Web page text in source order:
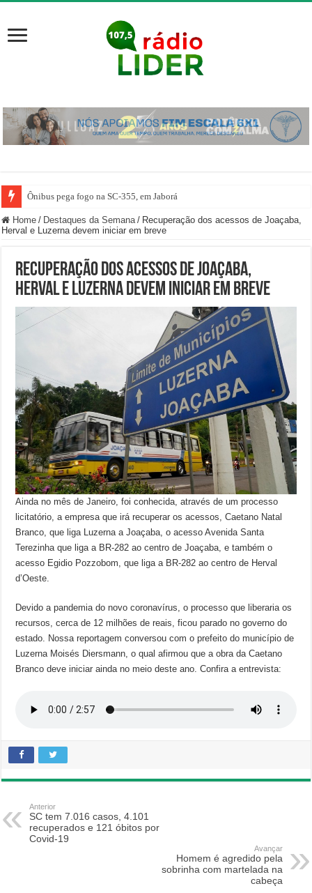
Ônibus pega fogo na SC-355, em Jaborá
Home / Destaques da Semana / Recuperação dos acessos de Joaçaba,
Herval e Luzerna devem iniciar em breve
Recuperação dos acessos de Joaçaba,
Herval e Luzerna devem iniciar em breve
Ainda no mês de Janeiro, foi conhecida, através de um processo
licitatório, a empresa que irá recuperar os acessos, Caetano Natal
Branco, que liga Luzerna a Joaçaba, o acesso Avenida Santa
Terezinha que liga a BR-282 ao centro de Joaçaba, e também o
acesso Egidio Pozzobom, que liga a BR-282 ao centro de Herval
d’Oeste.
Devido a pandemia do novo coronavírus, o processo que liberaria os
recursos, cerca de 12 milhões de reais, ficou parado no governo do
estado. Nossa reportagem conversou com o prefeito do município de
Luzerna Moisés Diersmann, o qual afirmou que a obra da Caetano
Branco deve iniciar ainda no meio deste ano. Confira a entrevista:
Anterior
SC tem 7.016 casos, 4.101
recuperados e 121 óbitos por
Covid-19
Avançar
Homem é agredido pela
sobrinha com martelada na
cabeça